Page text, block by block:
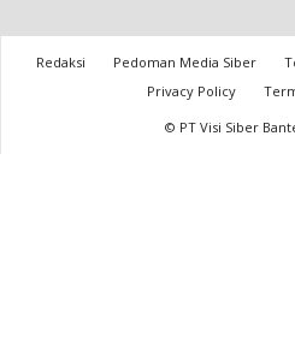
Redaksi Pedoman Media Siber
Privacy Policy
© PT Visi Siber